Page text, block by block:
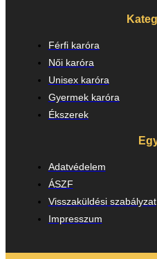
Férfi karóra
Női karóra
Unisex karóra
Gyermek karóra
Ékszerek
Adatvédelem
ÁSZF
Visszaküldési szabályzat
Impresszum